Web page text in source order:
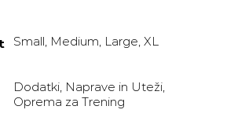
Small, Medium, Large, XL
Dodatki, Naprave in Uteži,
Oprema za Trening